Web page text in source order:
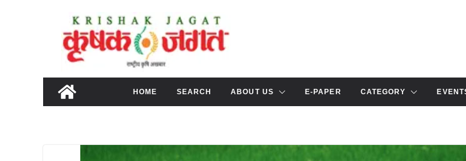
content
HOME SEARCH ABOUT US E-PAPER CATEGORY